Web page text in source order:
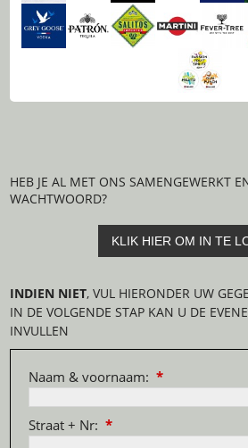
HEB JE AL MET ONS SAMENGEWERKT
WACHTWOORD?
KLIK HIER OM IN TE
INDIEN NIET, VUL HIERONDER UW
IN DE VOLGENDE STAP KAN U DE
INVULLEN
Naam & voornaam:*
Straat + Nr:*